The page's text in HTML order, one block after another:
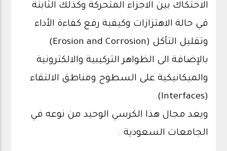
الاحتكاك بين الاجزاء المتحركة وكذلك الثابتة
في حالة الاهتزازات وكيفية رفع كفاءة الأداء
وتقليل التأكل (Erosion and Corrosion)
بالإضافة الى الظواهر التركيبية والالكترونية
والميكانيكية على السطوح ومناطق الالتقاء
(Interfaces).
ويعد مجال هذا الكرسي الوحيد من نوعه في
الجامعات السعودية .